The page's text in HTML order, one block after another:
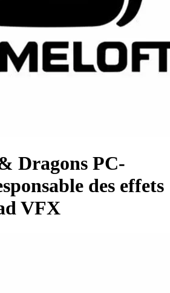
Dragons PC-
des effets
VFX